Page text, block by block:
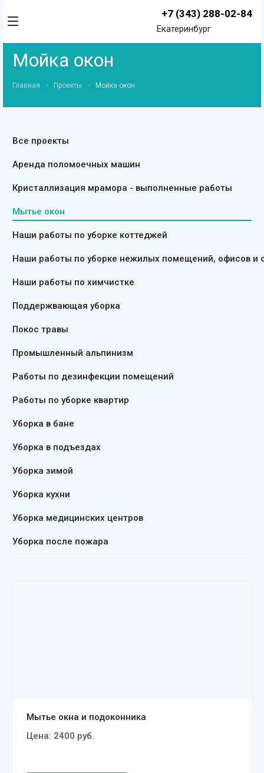
+7 (343) 288-02-84
Екатеринбург
Мойка окон
Главная Проекты Мойка окон
Все проекты
Аренда поломоечных машин
Кристаллизация мрамора - выполненные работы
Мытье окон
Наши работы по уборке коттеджей
Наши работы по уборке нежилых помещений, офисов и
Наши работы по химчистке
Поддержвающая уборка
Покос травы
Промышленный альпинизм
Работы по дезинфекции помещений
Работы по уборке квартир
Уборка в бане
Уборка в подъездах
Уборка зимой
Уборка кухни
Уборка медицинских центров
Уборка после пожара
Мытье окна и подоконника
Цена: 2400 руб.